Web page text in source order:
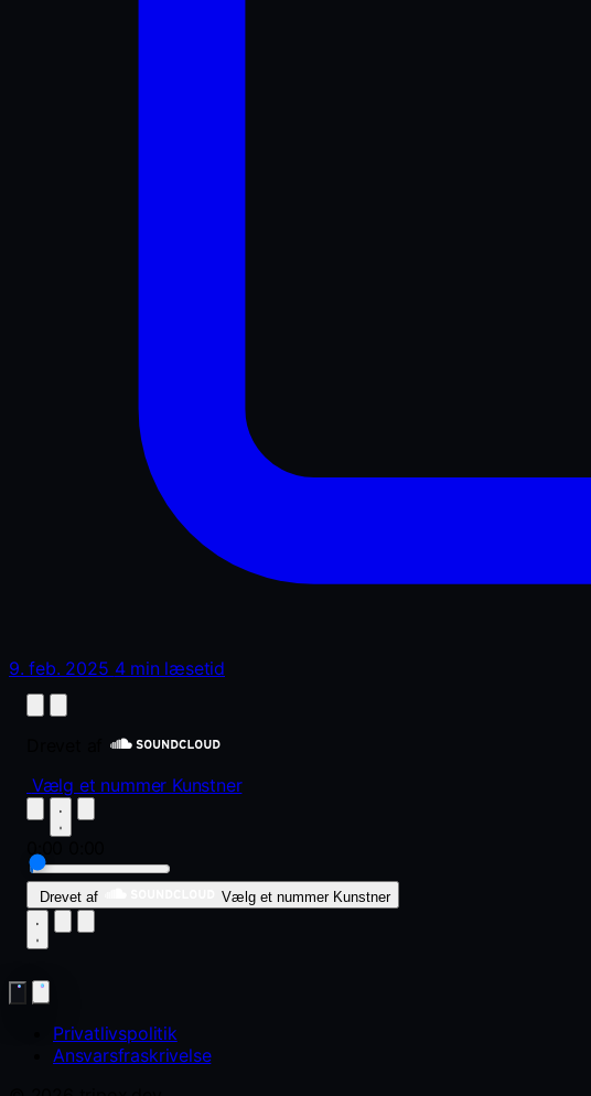
9. feb. 2025 4 min læsetid
Vælg et nummer Kunstner
Drevet af Vælg et nummer Kunstner
Privatlivspolitik
Ansvarsfraskrivelse